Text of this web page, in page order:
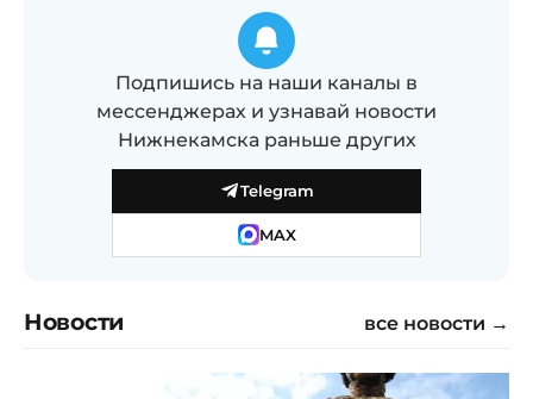
Подпишись на наши каналы в
мессенджерах и узнавай новости
Нижнекамска раньше других
Telegram
MAX
Новости все новости →